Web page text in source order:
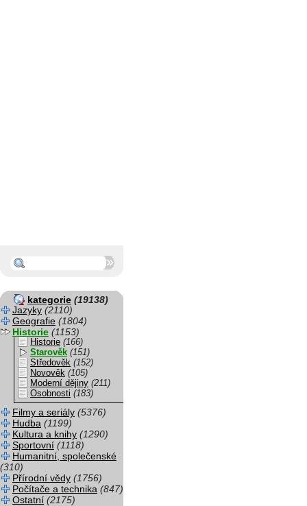
kategorie (19138)
Jazyky (2110)
Geografie (1804)
Historie (1153)
Historie (166)
Starověk (151)
Středověk (152)
Novověk (105)
Moderní dějiny (211)
Osobnosti (183)
Filmy a seriály (5376)
Hudba (1199)
Kultura a knihy (1290)
Sportovní (1118)
Humanitní, společenské
(310)
Přírodní vědy (1756)
Počítače a technika (847)
Ostatní (2175)